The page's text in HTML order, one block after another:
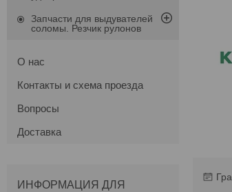
Запчасти для выдувателей
соломы. Резчик рулонов
О нас
Контакты и схема проезда
Вопросы
Доставка
ИНФОРМАЦИЯ ДЛЯ